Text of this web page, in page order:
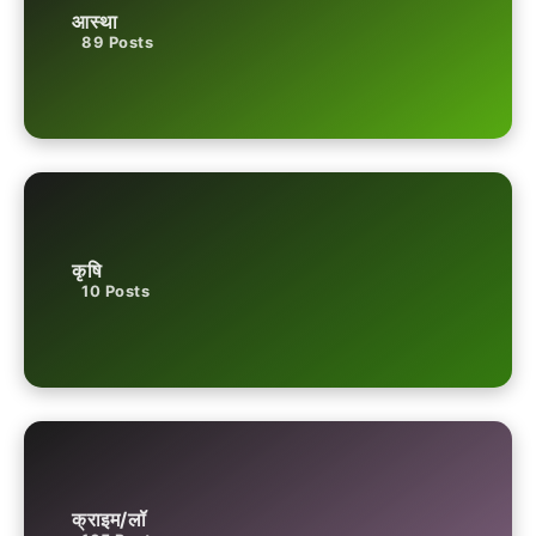
आस्था
89 Posts
कृषि
10 Posts
क्राइम/लॉ